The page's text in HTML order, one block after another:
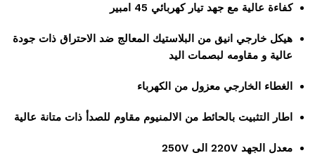
كفاءة عالية مع جهد تيار كهربائي 45 امبير
هيكل خارجي انيق من البلاستيك المعالج ضد الاحتراق ذات جودة
عالية و مقاومه لبصمات اليد
الغطاء الخارجي معزول من الكهرباء
اطار التثبيت بالحائط من الالمنيوم مقاوم للصدأ ذات متانة عالية
معدل الجهد 220V الى 250V